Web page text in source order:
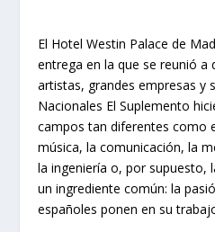
El Hotel Westin Palace de
entrega en la que se reunió a
artistas, grandes empresas y
Nacionales El Suplemento
campos tan diferentes como
música, la comunicación, la
la ingeniería o, por supuesto,
un ingrediente común: la
españoles ponen en su